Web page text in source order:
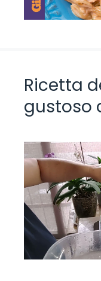
Ricetta
gustoso